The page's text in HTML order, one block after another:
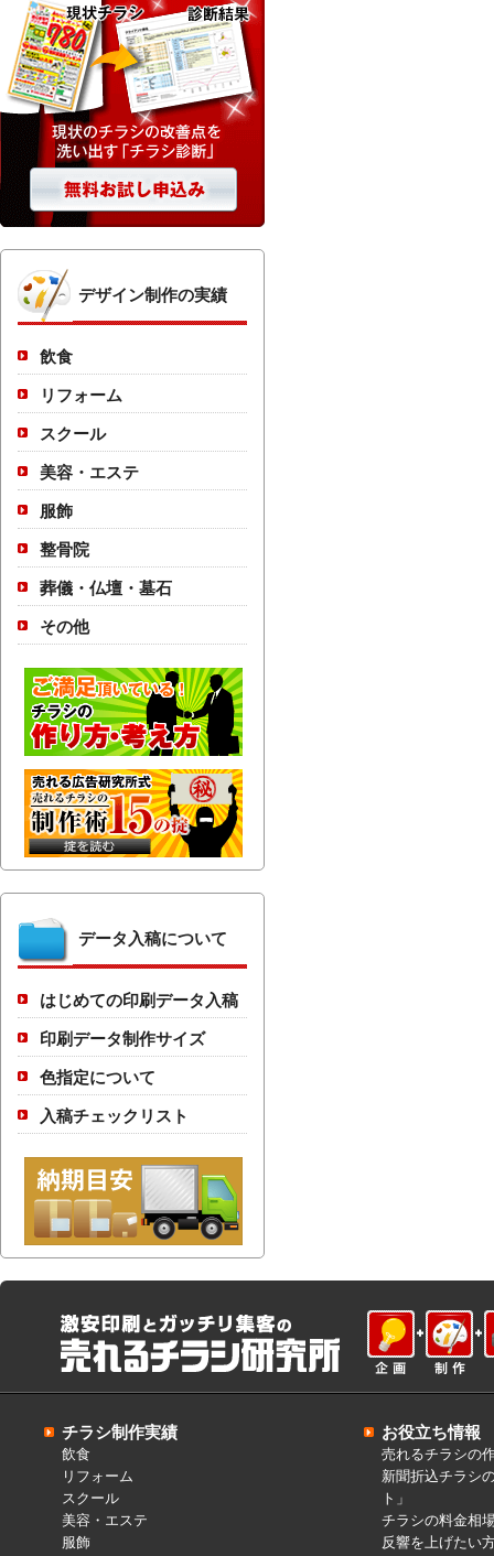
デザイン制作の実績
飲食
リフォーム
スクール
美容・エステ
服飾
整骨院
葬儀・仏壇・墓石
その他
データ入稿について
はじめての印刷データ入稿
印刷データ制作サイズ
色指定について
入稿チェックリスト
チラシ制作実績
飲食
リフォーム
スクール
美容・エステ
服飾
お役立ち情報
売れるチラシの
新聞折込チラシ
ト」
チラシの料金相
反響を上げたい